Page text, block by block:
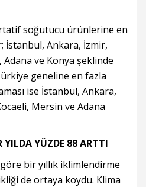
soğutucu ürünlerine en
İstanbul, Ankara, İzmir,
Adana ve Konya şeklinde
geneline en fazla
ise İstanbul, Ankara,
Mersin ve Adana
YILDA YÜZDE 88 ARTTI
bir yıllık iklimlendirme
de ortaya koydu. Klima